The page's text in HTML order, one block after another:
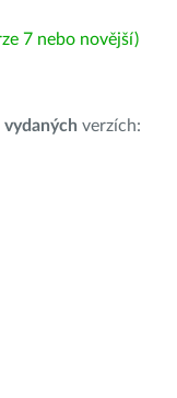
7 nebo novější)
vydaných verzích: